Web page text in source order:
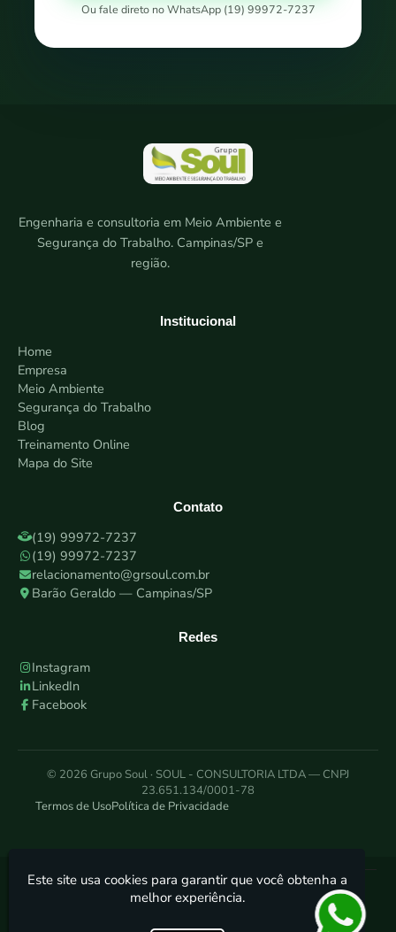
Ou fale direto no WhatsApp (19) 99972-7237
Engenharia e consultoria em Meio Ambiente e
Segurança do Trabalho. Campinas/SP e
região.
Institucional
Home
Empresa
Meio Ambiente
Segurança do Trabalho
Blog
Treinamento Online
Mapa do Site
Contato
(19) 99972-7237
(19) 99972-7237
relacionamento@grsoul.com.br
Barão Geraldo — Campinas/SP
Redes
Instagram
LinkedIn
Facebook
© 2026 Grupo Soul · SOUL - CONSULTORIA LTDA — CNPJ
23.651.134/0001-78
Termos de UsoPolítica de Privacidade
Grupo Soul - Consultoria Ambiental
Este site usa cookies para garantir que você obtenha a
melhor experiência.